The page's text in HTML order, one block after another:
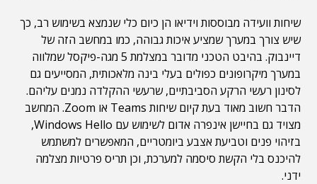
שיחות וועידה מבוססות וידיאו הן כיום כלי שנמצא בשימוש רב, כך
שיש צורך במערך שמציע איכות גבוהה, כמו במחשב הזה של
דיינבוק. בהיבט הטכני מדובר במצלמת 5 מגה-פיקסל שמלווה
במערך מיקרופונים כפולים בעלי בינה מלאכותית, המסייעים גם
לסינון רעשי הרקע הסביבתיים, שרעשי ההקלדה נמנים עליהם.
הדבר חשוב מאוד בעת קיום שיחות Teams או Zoom. המחשב
מצויד גם בחיישן אינפרה אדום לשימוש עם Windows Hello,
בזיהוי פנים וטביעת אצבע ביומטריים, המאפשרים למשתמש
להיכנס בלי הקשת סיסמה למערכת, וכן תריס פרטיות מצלמה
ידני.